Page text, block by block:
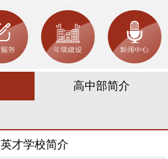
高中部简介
英才学校简介